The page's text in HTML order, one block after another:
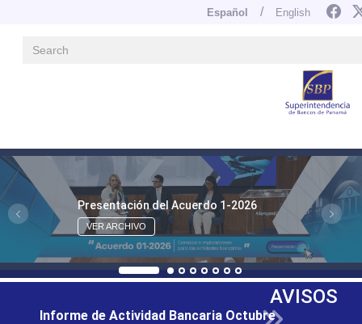
Español English
Navegación principal
Presentación del Acuerdo 1-2026
VER ARCHIVO
AVISOS
"2025: Año de la Alfabetización